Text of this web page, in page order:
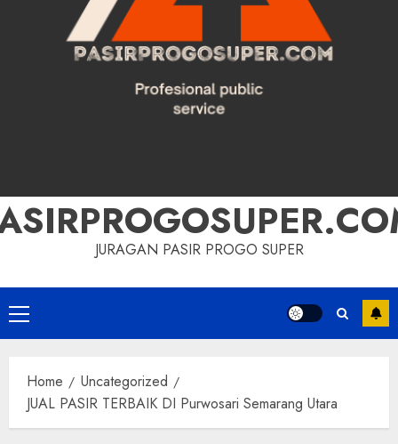
JURAGAN PASIR PROGO SUPER
Primary
Menu
Home
Uncategorized
JUAL PASIR TERBAIK DI Purwosari Semarang Utara